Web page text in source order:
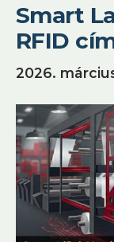
Smart
RFID
2026.